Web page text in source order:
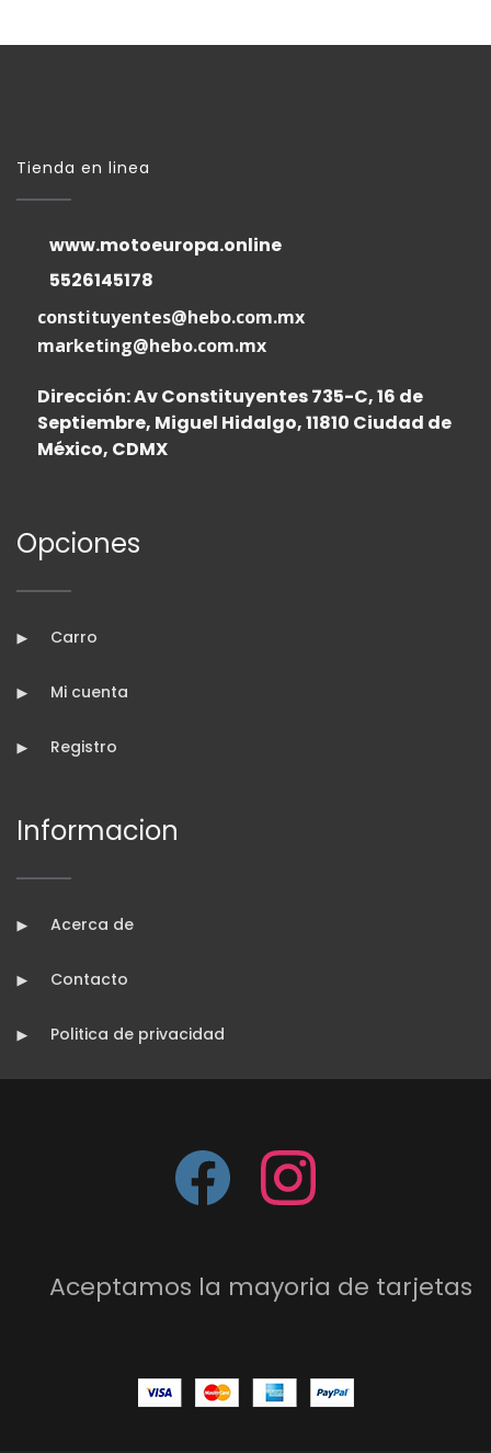
Tienda en linea
www.motoeuropa.online
5526145178
constituyentes@hebo.com.mx
marketing@hebo.com.mx
Dirección: Av Constituyentes 735-C, 16 de
Septiembre, Miguel Hidalgo, 11810 Ciudad de
México, CDMX
Opciones
Carro
Mi cuenta
Registro
Informacion
Acerca de
Contacto
Politica de privacidad
Aceptamos la mayoria de tarjetas